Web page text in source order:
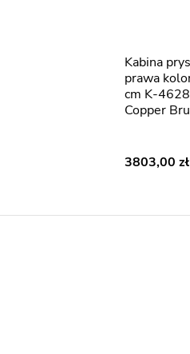
Kabina prysznicowa uchylna
prawa
cm K-
Copper
3803,00